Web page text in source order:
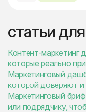
статьи
Контент-маркетинг
которые реально
Маркетинговый
которой доверяют и
Маркетинговый
или подрядчику,